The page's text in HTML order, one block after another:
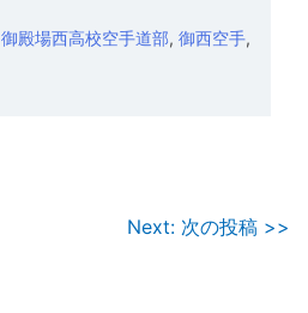
御殿場西高校空手道部, 御西空手,
Next: 次の投稿 >>